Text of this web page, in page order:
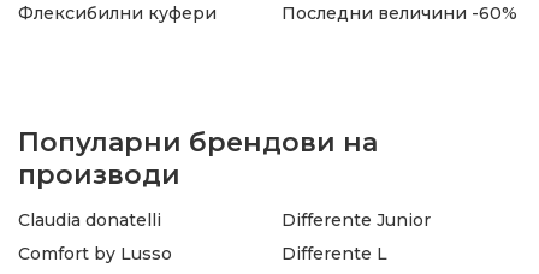
Флексибилни куфери
Последни величини -60%
Популарни брендови на
производи
Claudia donatelli
Comfort by Lusso
Differente Junior
Differente L